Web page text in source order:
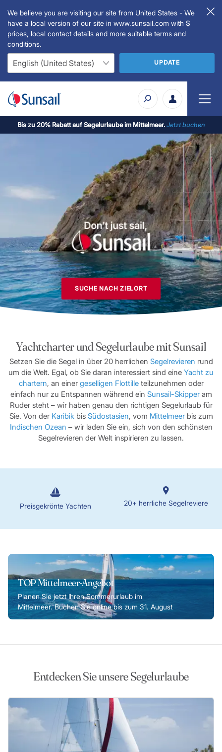
We believe you are visiting our site from United States - We
have a local version of our site in www.sunsail.com with $
prices, local contact details and more suitable terms and
conditions.
UPDATE
Bis zu 20% Rabatt auf Segelurlaube im Mittelmeer.Jetzt buchen
SUCHE NACH ZIELORT
Yachtcharter und Segelurlaube mit Sunsail
Setzen Sie die Segel in über 20 herrlichen Segelrevieren rund
um die Welt. Egal, ob Sie daran interessiert sind eine Yacht zu
chartern, an einer geselligen Flottilleteilzunehmen oder
einfach nur zu Entspannen während ein Sunsail-Skipperam
Ruder steht – wir haben genau den richtigen Segelurlaub für
Sie. Von der Karibik bis Südostasien, vom Mittelmeer bis zum
Indischen Ozean – wir laden Sie ein, sich von den schönsten
Segelrevieren der Welt inspirieren zu lassen.
Preisgekrönte Yachten 20+ herrliche Segelreviere
TOP Mittelmeer-Angebot
Planen Sie jetzt Ihren Sommerurlaub im
Mittelmeer. Buchen Sie online bis zum 31. August
Entdecken Sie unsere Segelurlaube